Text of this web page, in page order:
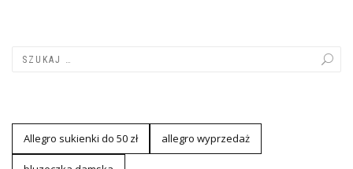
Allegro sukienki do 50 zł allegro wyprzedaż